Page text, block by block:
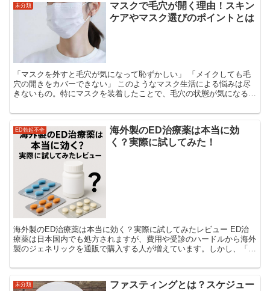
未分類
マスクで毛穴が開く理由！スキン
ケアやマスク選びのポイントとは
「マスクを外すと毛穴が気になって恥ずかしい」 「メイクしても毛
穴の開きをカバーできない」 このようなマスク生活による悩みは尽
きないもの。特にマスクを装着したことで、毛穴の状態が気になる人
ED勃起不全
海外製のED治療薬は本当に効
く？実際に試してみた！
海外製のED治療薬は本当に効く？実際に試してみたレビュー ED治
療薬は日本国内でも処方されますが、費用や受診のハードルから海外
製のジェネリックを通販で購入する人が増えています。しかし、「本
未分類
ファスティングとは？スケジュー